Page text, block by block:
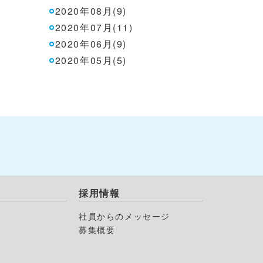
2020年08月(9)
2020年07月(11)
2020年06月(9)
2020年05月(5)
採用情報
社員からのメッセージ
募集概要